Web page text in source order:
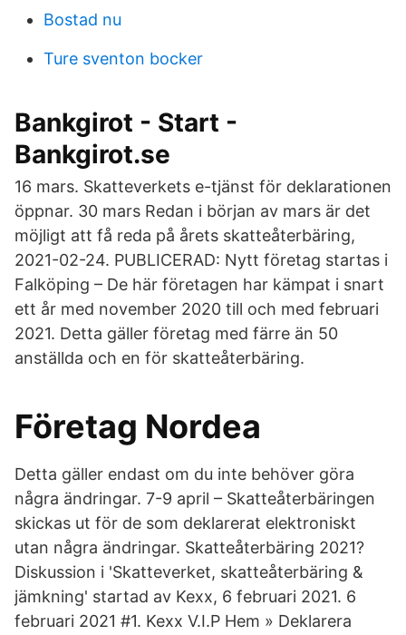
Bostad nu
Ture sventon bocker
Bankgirot - Start -
Bankgirot.se
16 mars. Skatteverkets e-tjänst för deklarationen
öppnar. 30 mars Redan i början av mars är det
möjligt att få reda på årets skatteåterbäring,
2021-02-24. PUBLICERAD: Nytt företag startas i
Falköping – De här företagen har kämpat i snart
ett år med november 2020 till och med februari
2021. Detta gäller företag med färre än 50
anställda och en för skatteåterbäring.
Företag Nordea
Detta gäller endast om du inte behöver göra
några ändringar. 7-9 april – Skatteåterbäringen
skickas ut för de som deklarerat elektroniskt
utan några ändringar. Skatteåterbäring 2021?
Diskussion i 'Skatteverket, skatteåterbäring &
jämkning' startad av Kexx, 6 februari 2021. 6
februari 2021 #1. Kexx V.I.P Hem » Deklarera